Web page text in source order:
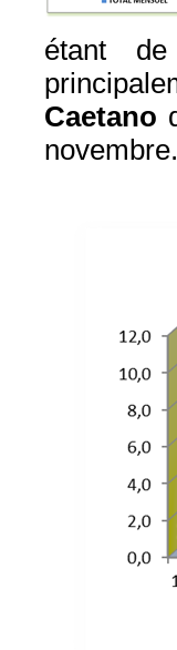
étant
Caetano
novembre.